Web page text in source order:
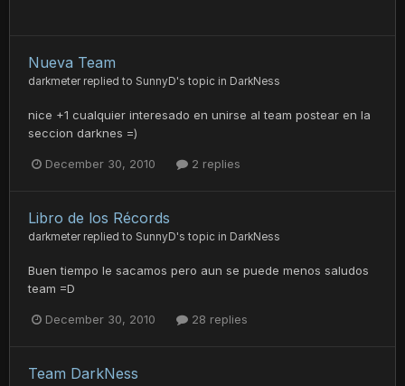
Nueva Team
darkmeter replied to SunnyD's topic in DarkNess
nice +1 cualquier interesado en unirse al team postear en la
seccion darknes =)
December 30, 2010 2 replies
Libro de los Récords
darkmeter replied to SunnyD's topic in DarkNess
Buen tiempo le sacamos pero aun se puede menos saludos
team =D
December 30, 2010 28 replies
Team DarkNess